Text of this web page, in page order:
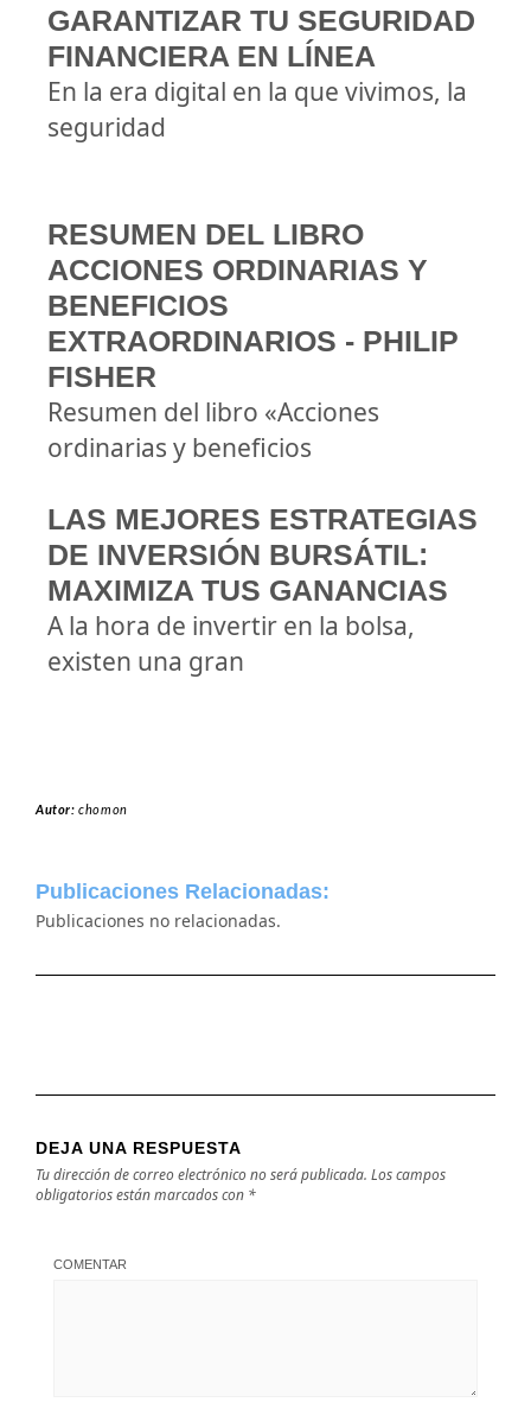
GARANTIZAR TU SEGURIDAD
FINANCIERA EN LÍNEA
En la era digital en la que vivimos, la
seguridad
RESUMEN DEL LIBRO
ACCIONES ORDINARIAS Y
BENEFICIOS
EXTRAORDINARIOS - PHILIP
FISHER
Resumen del libro «Acciones
ordinarias y beneficios
LAS MEJORES ESTRATEGIAS
DE INVERSIÓN BURSÁTIL:
MAXIMIZA TUS GANANCIAS
A la hora de invertir en la bolsa,
existen una gran
Autor:chomon
Publicaciones Relacionadas:
Publicaciones no relacionadas.
DEJA UNA RESPUESTA
Tu dirección de correo electrónico no será publicada. Los campos
obligatorios están marcados con *
COMENTAR